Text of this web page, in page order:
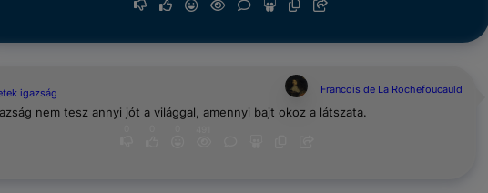
igazság Francois de La Rochefoucauld
nem tesz annyi jót a világgal, amennyi bajt okoz a látszata.